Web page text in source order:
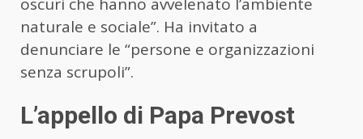
oscuri che hanno avvelenato l’ambiente
naturale e sociale”. Ha invitato a
denunciare le “persone e organizzazioni
senza scrupoli”.
L’appello di Papa Prevost